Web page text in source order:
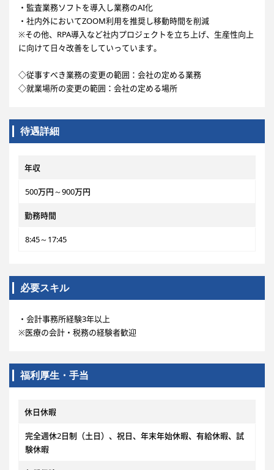
・監査業務ソフトを導入し業務のAI化
・社内外においてZOOM利用を推奨し移動時間を削減
※その他、RPA導入など社内プロジェクトを立ち上げ、生産性向上
に向けて日々改善をしていっています。
◇従事すべき業務の変更の範囲：会社の定める業務
◇就業場所の変更の範囲：会社の定める場所
待遇詳細
年収
500万円～900万円
勤務時間
8:45～17:45
必要スキル
・会計事務所経験3年以上
※医療の会計・税務の経験者歓迎
福利厚生・手当
休日休暇
完全週休2日制（土日）、祝日、年末年始休暇、有給休暇、試
験休暇